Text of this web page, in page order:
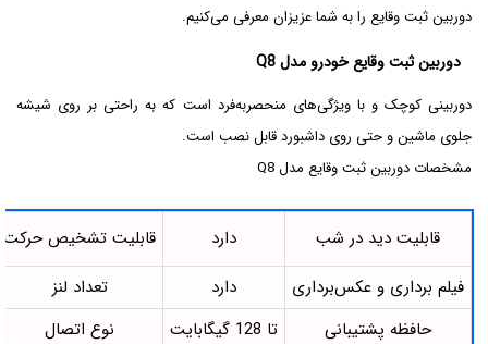
دوربین ثبت وقایع را به شما عزیزان معرفی می‌کنیم.
دوربین ثبت وقایع خودرو مدل Q8
دوربینی کوچک و با ویژگی‌های منحصربه‌فرد است که به راحتی بر روی شیشه
جلوی ماشین و حتی روی داشبورد قابل نصب است.
مشخصات دوربین ثبت وقایع مدل Q8
قابلیت دید در شب دارد
قابلیت تشخیص حرکت
فیلم برداری و عکس‌برداری
دارد
تعداد لنز
حافظه پشتیبانی
تا 128 گیگابایت
نوع اتصال